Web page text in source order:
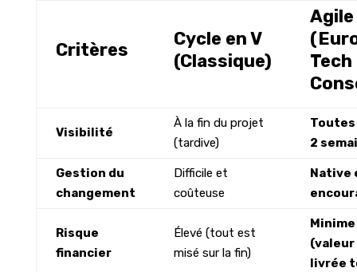
Critères
Cycle en V
(Classique)
Agile
Tech
Visibilité
À la fin du projet
(tardive)
2
Gestion du
changement
Difficile et
coûteuse
Native
Risque
financier
Élevé (tout est
misé sur la fin)
Minime
(valeur
livrée